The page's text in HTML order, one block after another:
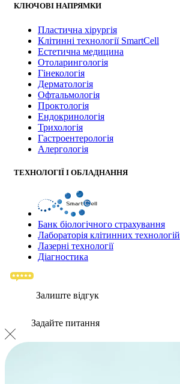
КЛЮЧОВІ НАПРЯМКИ
Пластична хірургія
Клітинні технології SmartCell
Естетична медицина
Отоларингологія
Гінекологія
Дерматологія
Офтальмологія
Проктологія
Ендокринологія
Трихологія
Гастроентерологія
Алергологія
ТЕХНОЛОГІЇ І ОБЛАДНАННЯ
Банк бiологiчного страхування
Лабораторія клітинних технологій
Лазерні технології
Діагностика
Залиште відгук
Задайте питання